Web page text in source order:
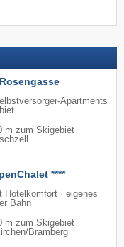
Apartments
m zum Skigebiet
****
Hotelkomfort · eigenes
Bahn
m zum Skigebiet
​Bramberg